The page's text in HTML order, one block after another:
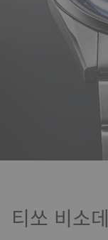
티쏘 비소